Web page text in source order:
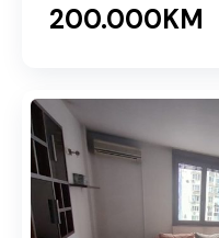
200.000KM